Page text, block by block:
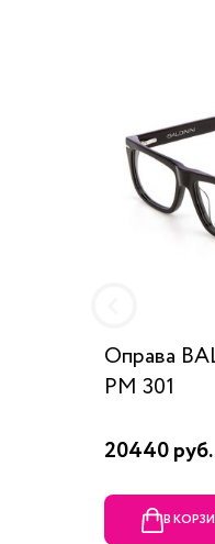
Оправа
PM 301
20440 руб.
В